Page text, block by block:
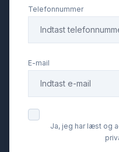
Telefonnummer
E-mail
Ja, jeg har læst og